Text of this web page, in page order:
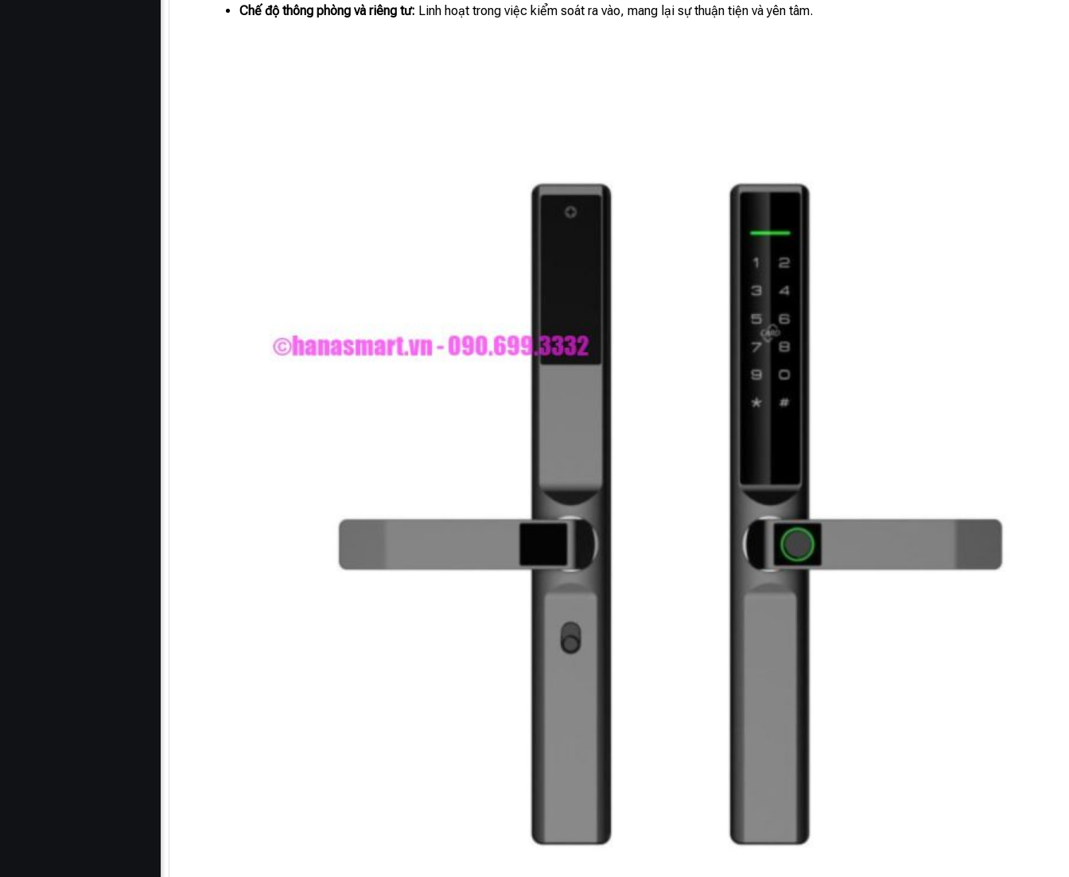
Chế độ thông phòng và riêng tư: Linh hoạt trong việc kiểm soát ra vào, mang lại sự thuận tiện và yên tâm.